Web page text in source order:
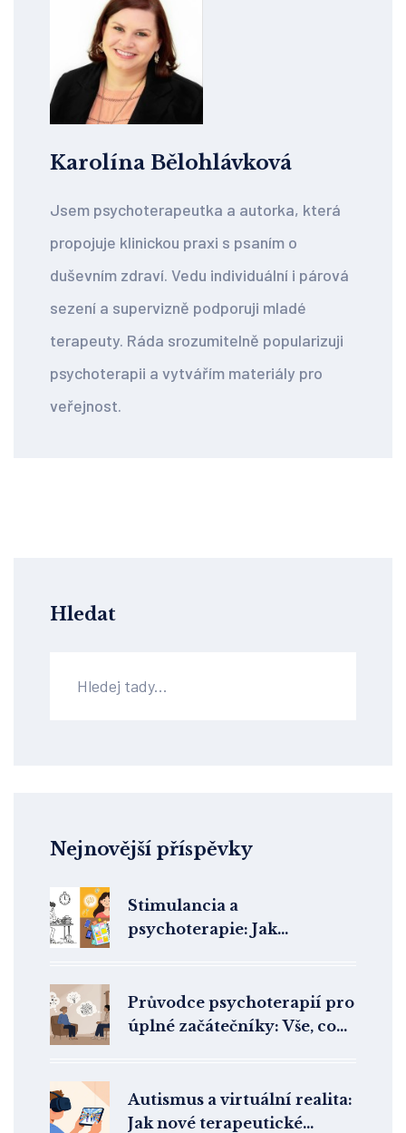
Karolína Bělohlávková
Jsem psychoterapeutka a autorka, která
propojuje klinickou praxi s psaním o
duševním zdraví. Vedu individuální i párová
sezení a supervizně podporuji mladé
terapeuty. Ráda srozumitelně popularizuji
psychoterapii a vytvářím materiály pro
veřejnost.
Hledat
Nejnovější příspěvky
Stimulancia a
psychoterapie: Jak
Průvodce psychoterapií pro
úplné začátečníky: Vše, co
Autismus a virtuální realita:
Jak nové terapeutické